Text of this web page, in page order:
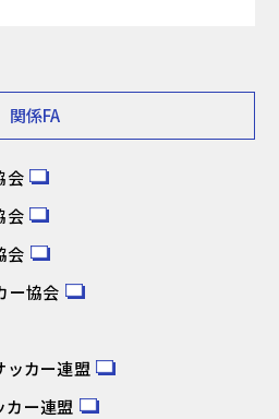
関係FA
会
会
会
ー協会
ッカー連盟
カー連盟